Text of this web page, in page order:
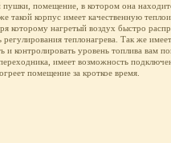
помещение, в котором она
корпус имеет качественную
которому нагретый воздух быстро
теплонагрева. Так же
и контролировать уровень топлива вам
имеет возможность
помещение за кроткое время.